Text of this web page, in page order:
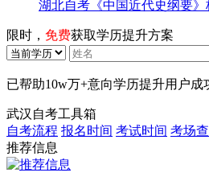
湖北自考《中国近代史纲要》
限时， 免费获取学历提升方案
已帮助10w万+意向学历提升用户成
武汉自考工具箱
自考流程 报名时间 考试时间 考场
推荐信息